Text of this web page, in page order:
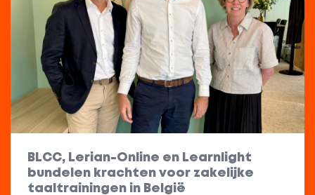
BLCC, Lerian-Online en Learnlight
bundelen krachten voor zakelijke
taaltrainingen in België